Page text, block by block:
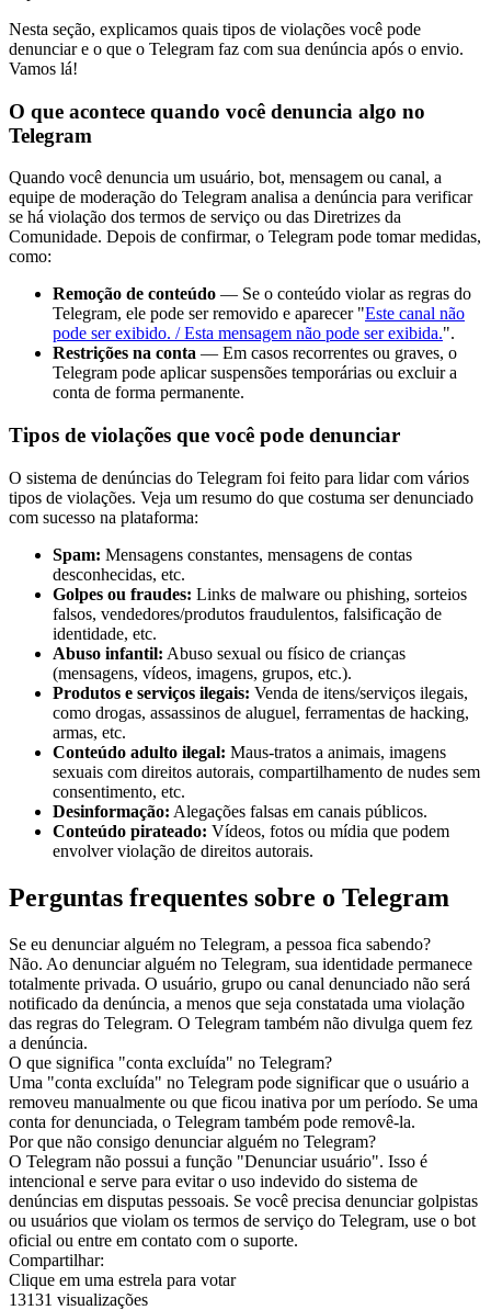
Nesta seção, explicamos quais tipos de violações você pode
denunciar e o que o Telegram faz com sua denúncia após o envio.
Vamos lá!
O que acontece quando você denuncia algo no
Telegram
Quando você denuncia um usuário, bot, mensagem ou canal, a
equipe de moderação do Telegram analisa a denúncia para verificar
se há violação dos termos de serviço ou das Diretrizes da
Comunidade. Depois de confirmar, o Telegram pode tomar medidas,
como:
Remoção de conteúdo — Se o conteúdo violar as regras do
Telegram, ele pode ser removido e aparecer "Este canal não
pode ser exibido. / Esta mensagem não pode ser exibida.".
Restrições na conta — Em casos recorrentes ou graves, o
Telegram pode aplicar suspensões temporárias ou excluir a
conta de forma permanente.
Tipos de violações que você pode denunciar
O sistema de denúncias do Telegram foi feito para lidar com vários
tipos de violações. Veja um resumo do que costuma ser denunciado
com sucesso na plataforma:
Spam: Mensagens constantes, mensagens de contas
desconhecidas, etc.
Golpes ou fraudes: Links de malware ou phishing, sorteios
falsos, vendedores/produtos fraudulentos, falsificação de
identidade, etc.
Abuso infantil: Abuso sexual ou físico de crianças
(mensagens, vídeos, imagens, grupos, etc.).
Produtos e serviços ilegais: Venda de itens/serviços ilegais,
como drogas, assassinos de aluguel, ferramentas de hacking,
armas, etc.
Conteúdo adulto ilegal: Maus-tratos a animais, imagens
sexuais com direitos autorais, compartilhamento de nudes sem
consentimento, etc.
Desinformação: Alegações falsas em canais públicos.
Conteúdo pirateado: Vídeos, fotos ou mídia que podem
envolver violação de direitos autorais.
Perguntas frequentes sobre o Telegram
Se eu denunciar alguém no Telegram, a pessoa fica sabendo?
Não. Ao denunciar alguém no Telegram, sua identidade permanece
totalmente privada. O usuário, grupo ou canal denunciado não será
notificado da denúncia, a menos que seja constatada uma violação
das regras do Telegram. O Telegram também não divulga quem fez
a denúncia.
O que significa "conta excluída" no Telegram?
Uma "conta excluída" no Telegram pode significar que o usuário a
removeu manualmente ou que ficou inativa por um período. Se uma
conta for denunciada, o Telegram também pode removê-la.
Por que não consigo denunciar alguém no Telegram?
O Telegram não possui a função "Denunciar usuário". Isso é
intencional e serve para evitar o uso indevido do sistema de
denúncias em disputas pessoais. Se você precisa denunciar golpistas
ou usuários que violam os termos de serviço do Telegram, use o bot
oficial ou entre em contato com o suporte.
Compartilhar:
Clique em uma estrela para votar
13131 visualizações